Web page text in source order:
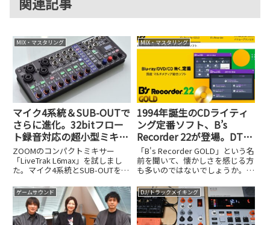
MIX・マスタリング
マイク4系統＆SUB-OUTで
さらに進化。32bitフロー
ト録音対応の超小型ミキサ
ー、ZOOM LiveTrak
L6maxを試してみた
ZOOMのコンパクトミキサー
「LiveTrak L6max」を試しまし
た。マイク4系統とSUB-OUTを備
た進化点を解説します。
MIX・マスタリング
1994年誕生のCDライティ
ング定番ソフト、B’s
Recorder 22が登場。DTM
ステーション読者限定クー
ポンも
「B's Recorder GOLD」という名
前を聞いて、懐かしさを感じる方
も多いのではないでしょうか。
ライブへの書き込みソフトとして
圧倒的な存在感を誇り、CDライ
ティングソフトのデファクトスタ
ンダード...
ゲームサウンド DJ/トラックメイキング